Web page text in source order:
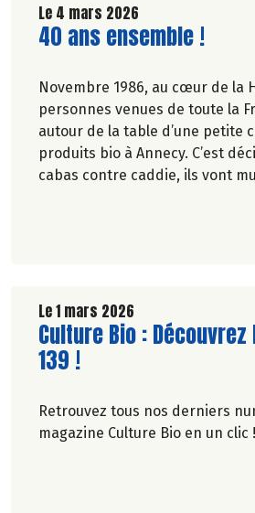
Le 4 mars 2026
Lire la suite de l'article
40 ans ensemble !
Novembre 1986, au cœur de la
personnes venues de toute la
autour de la table d’une petite
produits bio à Annecy. C’est
cabas contre caddie, ils vont
Le 1 mars 2026
Lire la suite de l'article
Culture Bio :
139 !
Retrouvez tous nos derniers
magazine Culture Bio en un clic !